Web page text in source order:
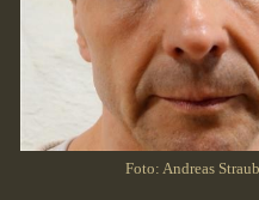
Foto: Andreas Straub